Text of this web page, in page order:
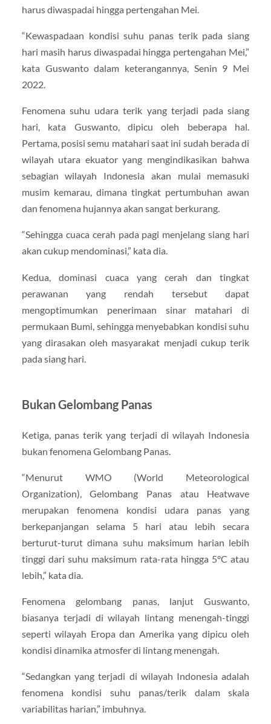
harus diwaspadai hingga pertengahan Mei.
“Kewaspadaan kondisi suhu panas terik pada siang
hari masih harus diwaspadai hingga pertengahan Mei,”
kata Guswanto dalam keterangannya, Senin 9 Mei
2022.
Fenomena suhu udara terik yang terjadi pada siang
hari, kata Guswanto, dipicu oleh beberapa hal.
Pertama, posisi semu matahari saat ini sudah berada di
wilayah utara ekuator yang mengindikasikan bahwa
sebagian wilayah Indonesia akan mulai memasuki
musim kemarau, dimana tingkat pertumbuhan awan
dan fenomena hujannya akan sangat berkurang.
“Sehingga cuaca cerah pada pagi menjelang siang hari
akan cukup mendominasi,” kata dia.
Kedua, dominasi cuaca yang cerah dan tingkat
perawanan yang rendah tersebut dapat
mengoptimumkan penerimaan sinar matahari di
permukaan Bumi, sehingga menyebabkan kondisi suhu
yang dirasakan oleh masyarakat menjadi cukup terik
pada siang hari.
Bukan Gelombang Panas
Ketiga, panas terik yang terjadi di wilayah Indonesia
bukan fenomena Gelombang Panas.
“Menurut WMO (World Meteorological
Organization), Gelombang Panas atau Heatwave
merupakan fenomena kondisi udara panas yang
berkepanjangan selama 5 hari atau lebih secara
berturut-turut dimana suhu maksimum harian lebih
tinggi dari suhu maksimum rata-rata hingga 5°C atau
lebih,” kata dia.
Fenomena gelombang panas, lanjut Guswanto,
biasanya terjadi di wilayah lintang menengah-tinggi
seperti wilayah Eropa dan Amerika yang dipicu oleh
kondisi dinamika atmosfer di lintang menengah.
“Sedangkan yang terjadi di wilayah Indonesia adalah
fenomena kondisi suhu panas/terik dalam skala
variabilitas harian,” imbuhnya.